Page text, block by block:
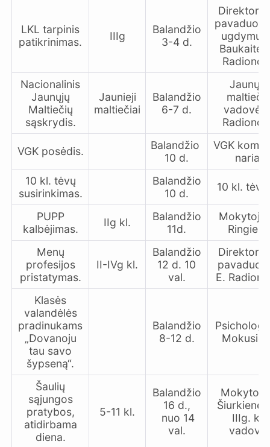
LKL tarpinis
patikrinimas.
IIIg
Balandžio
3-4 d.
ugdymui
Baukaitė,
Nacionalinis
Jaunųjų
Maltiečių
sąskrydis.
Jaunieji
maltiečiai
Balandžio
6-7 d.
Jaunųjų
vadovė
VGK posėdis.
Balandžio
10 d.
VGK
nariai
10 kl. tėvų
susirinkimas.
Balandžio
10 d.
10 kl.
PUPP
kalbėjimas.
IIg kl.
Balandžio
11d.
Mokytoja
Ringienė
Menų
profesijos
pristatymas.
II-IVg kl.
Balandžio
12 d. 10
val.
E.
Klasės
valandėlės
pradinukams
„Dovanoju
tau savo
šypseną“.
Balandžio
8-12 d.
Šaulių
sąjungos
pratybos,
atidirbama
diena.
5-11 kl.
Balandžio
16 d.,
nuo 14
val.
Mokytoja
Šiurkienė,
IIIg. kl.
vadovai